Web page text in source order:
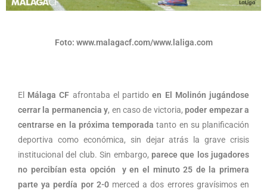
Foto: www.malagacf.com/www.laliga.com
El Málaga CF afrontaba el partidoen El Molinón jugándose
cerrar la permanencia y, en caso de victoria,poder empezar a
centrarse en la próxima temporada tanto en su planificación
deportiva como económica, sin dejar atrás la grave crisis
institucional del club. Sin embargo, parece que los jugadores
no percibían esta opción y en el minuto 25 de la primera
parte ya perdía por 2-0merced a dos errores gravísimos en